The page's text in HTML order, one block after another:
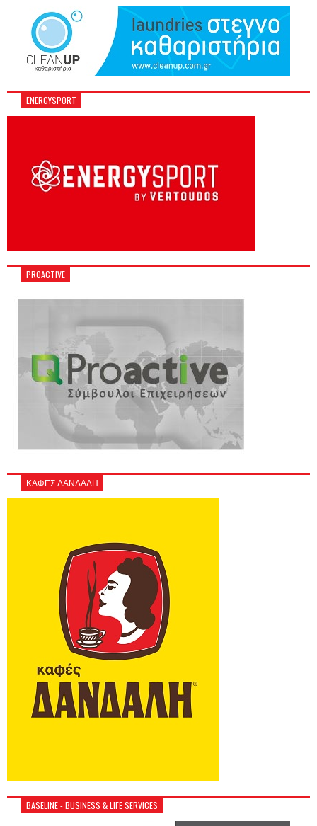
ENERGYSPORT
PROACTIVE
ΚΑΦΕΣ ΔΑΝΔΑΛΗ
BASELINE - BUSINESS & LIFE SERVICES